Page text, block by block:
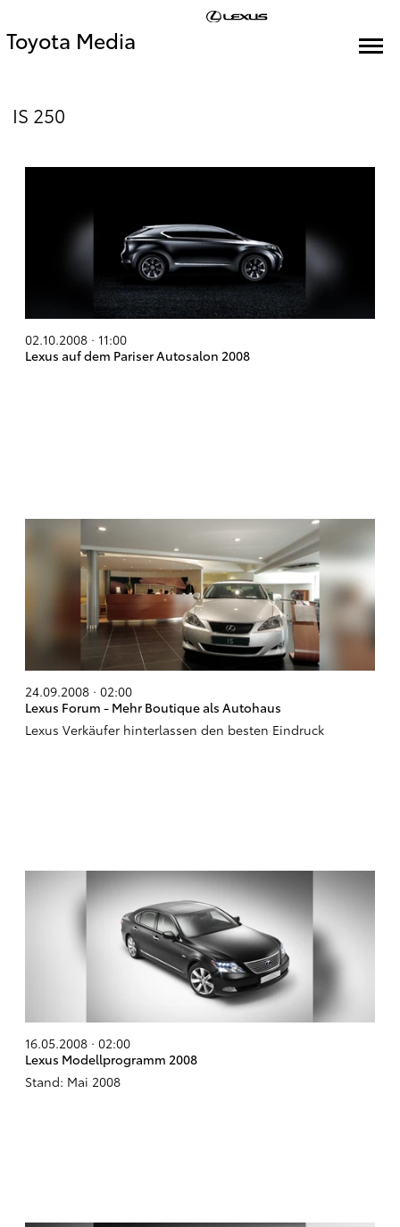
Toyota Media
IS 250
02.10.2008 · 11:00
Lexus auf dem Pariser Autosalon 2008
24.09.2008 · 02:00
Lexus Forum - Mehr Boutique als Autohaus
Lexus Verkäufer hinterlassen den besten Eindruck
16.05.2008 · 02:00
Lexus Modellprogramm 2008
Stand: Mai 2008